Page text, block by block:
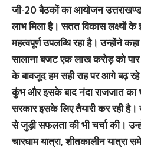
जी-20 बैठकों का आयोजन
लाभ मिला है। सतत विकास लक्ष्यों
महत्वपूर्ण उपलब्धि रहा है। उन्होंने
सालाना बजट एक लाख करोड़ को पार
के बावजूद हम सही राह पर आगे बढ़
कुंभ और इसके बाद नंदा राजजात का
सरकार इसके लिए तैयारी कर रही
से जुड़ी सफलता की भी चर्चा की।
चारधाम यात्रा, शीतकालीन यात्रा